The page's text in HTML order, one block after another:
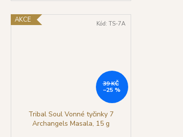
AKCE
39 KČ
–25 %
Tribal Soul Vonné tyčinky 7
Archangels Masala, 15 g
Kód: TS-7A